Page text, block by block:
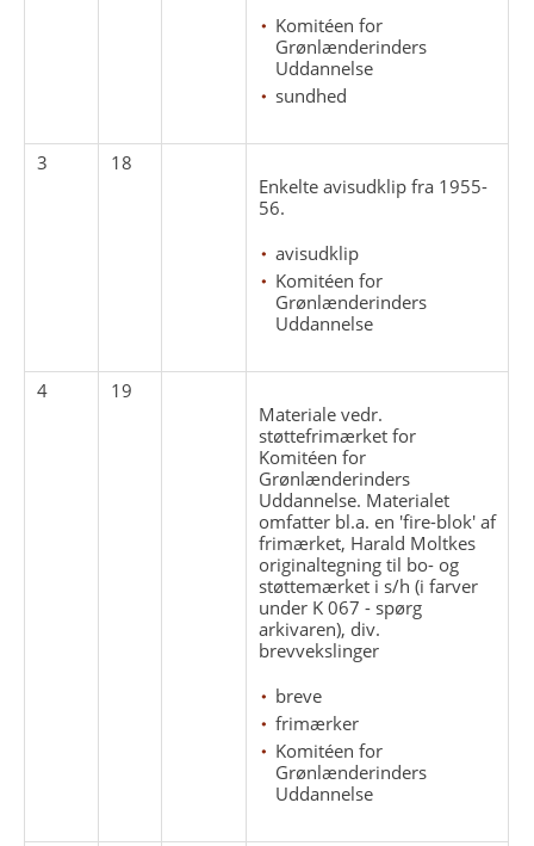
Komitéen for
Grønlænderinders
Uddannelse
sundhed
3
18
Enkelte avisudklip fra 1955-
56.
avisudklip
Komitéen for
Grønlænderinders
Uddannelse
4
19
Materiale vedr.
støttefrimærket for
Komitéen for
Grønlænderinders
Uddannelse. Materialet
omfatter bl.a. en 'fire-blok' af
frimærket, Harald Moltkes
originaltegning til bo- og
støttemærket i s/h (i farver
under K 067 - spørg
arkivaren), div.
brevvekslinger
breve
frimærker
Komitéen for
Grønlænderinders
Uddannelse